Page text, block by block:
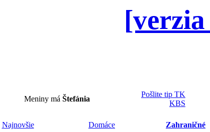
Meniny má Štefánia
Pošlite tip TK
KBS
Najnovšie Domáce Zahraničné